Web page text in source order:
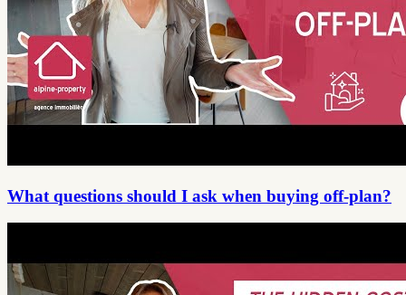
What questions should I ask when buying off-plan?